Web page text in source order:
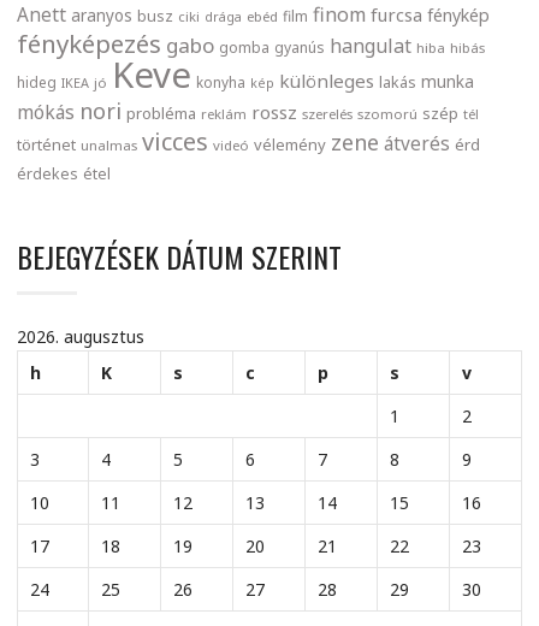
Anett aranyos busz ciki drága ebéd film finom furcsa fénykép
fényképezés gabo gomba gyanús hangulat hiba hibás
hideg IKEA jó Keve konyha kép különleges lakás munka
mókás nori probléma reklám rossz szerelés szomorú szép tél
történet unalmas vicces videó vélemény zene átverés érd
érdekes étel
BEJEGYZÉSEK DÁTUM SZERINT
2026. augusztus
h
K s c p s
v
1
2
3
4 5 6 7 8
9
10
11 12 13 14 15
16
17
18 19 20 21 22
23
24
25 26 27 28 29
30